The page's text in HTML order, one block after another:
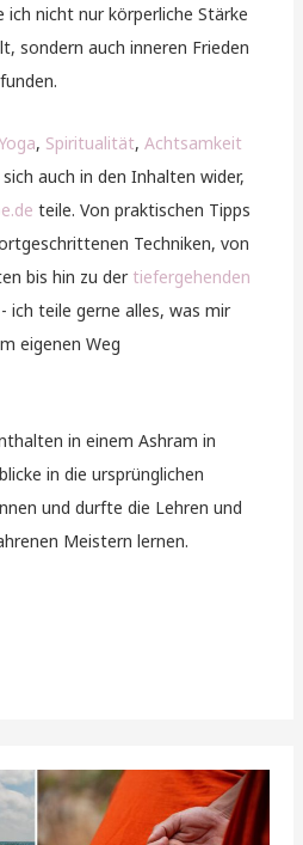
ich nicht nur körperliche Stärke
sondern auch inneren Frieden
Yoga, Spiritualität,Achtsamkeit
auch in den Inhalten wider,
teile. Von praktischen Tipps
Techniken, von
bis hin zu der tiefergehenden
- ich teile gerne alles, was mir
eigenen Weg
in einem Ashram in
in die ursprünglichen
und durfte die Lehren und
Meistern lernen.